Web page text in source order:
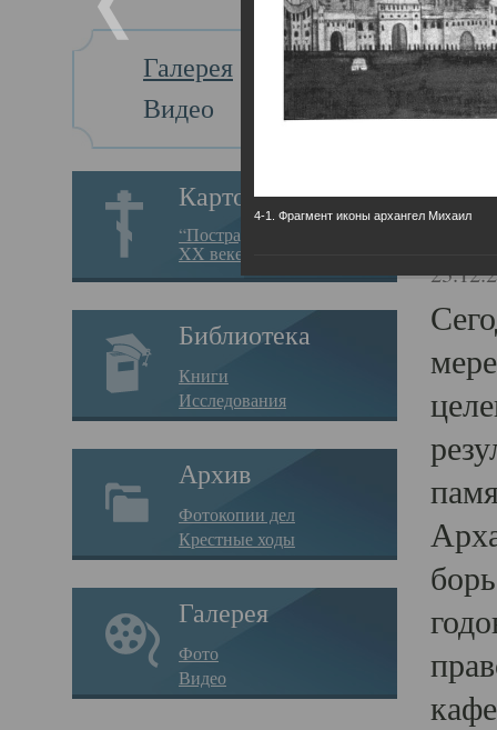
Галерея
Видео
Картотека
“Пострадавшие за веру в
XX веке на Севере”
Библиотека
Книги
Исследования
Архив
Фотокопии дел
Крестные ходы
Галерея
Фото
Видео
Главная
4-1. Фрагмент иконы архангел Михаил